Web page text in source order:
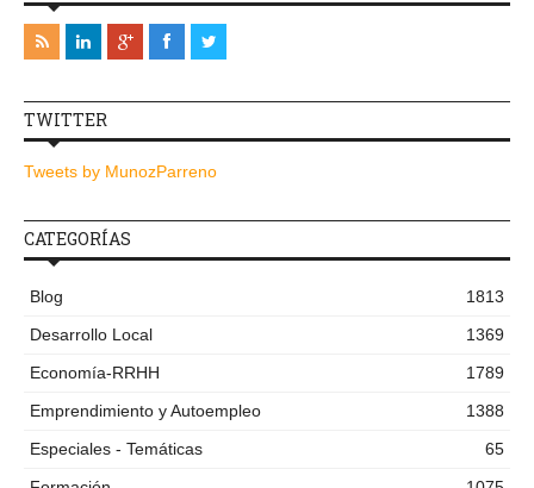
TWITTER
Tweets by MunozParreno
CATEGORÍAS
Blog
1813
Desarrollo Local
1369
Economía-RRHH
1789
Emprendimiento y Autoempleo
1388
Especiales - Temáticas
65